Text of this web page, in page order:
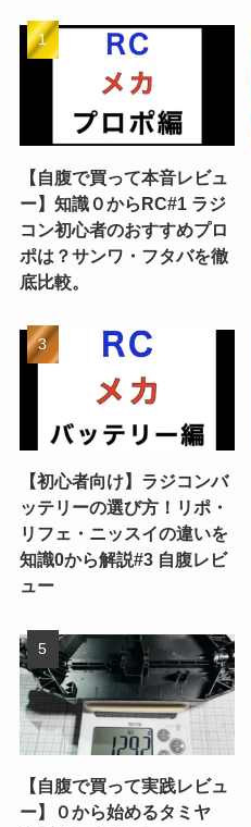
【自腹で買って本音レビュ
ー】知識０からRC#1 ラジ
コン初心者のおすすめプロ
ポは？サンワ・フタバを徹
底比較。
【初心者向け】ラジコンバ
ッテリーの選び方！リポ・
リフェ・ニッスイの違いを
知識0から解説#3 自腹レビ
ュー
【自腹で買って実践レビュ
ー】０から始めるタミヤ